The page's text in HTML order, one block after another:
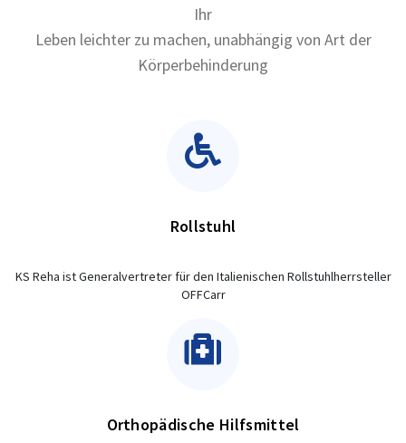
Ihr
Leben leichter zu machen, unabhängig von Art der
Körperbehinderung
Rollstuhl
KS Reha ist Generalvertreter für den Italienischen Rollstuhlherrsteller
OFFCarr
Orthopädische Hilfsmittel